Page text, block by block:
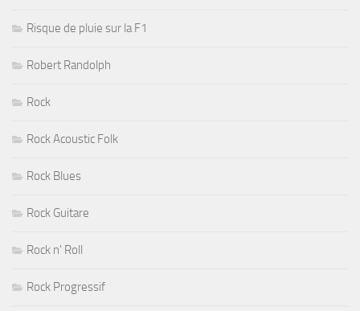
Risque de pluie sur la F1
Robert Randolph
Rock
Rock Acoustic Folk
Rock Blues
Rock Guitare
Rock n' Roll
Rock Progressif